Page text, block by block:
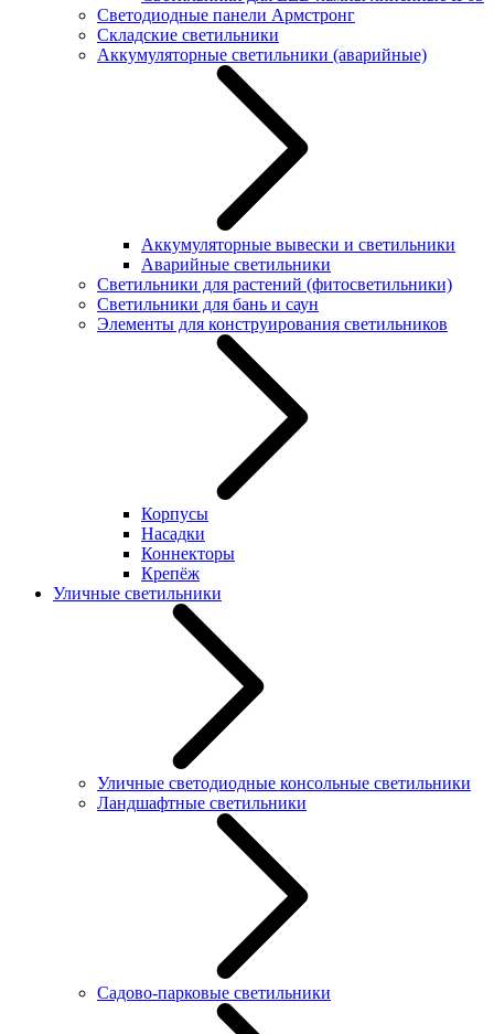
Светодиодные панели Армстронг
Складские светильники
Аккумуляторные светильники (аварийные)
Аккумуляторные вывески и светильники
Аварийные светильники
Светильники для растений (фитосветильники)
Светильники для бань и саун
Элементы для конструирования светильников
Корпусы
Насадки
Коннекторы
Крепёж
Уличные светильники
Уличные светодиодные консольные светильники
Ландшафтные светильники
Садово-парковые светильники